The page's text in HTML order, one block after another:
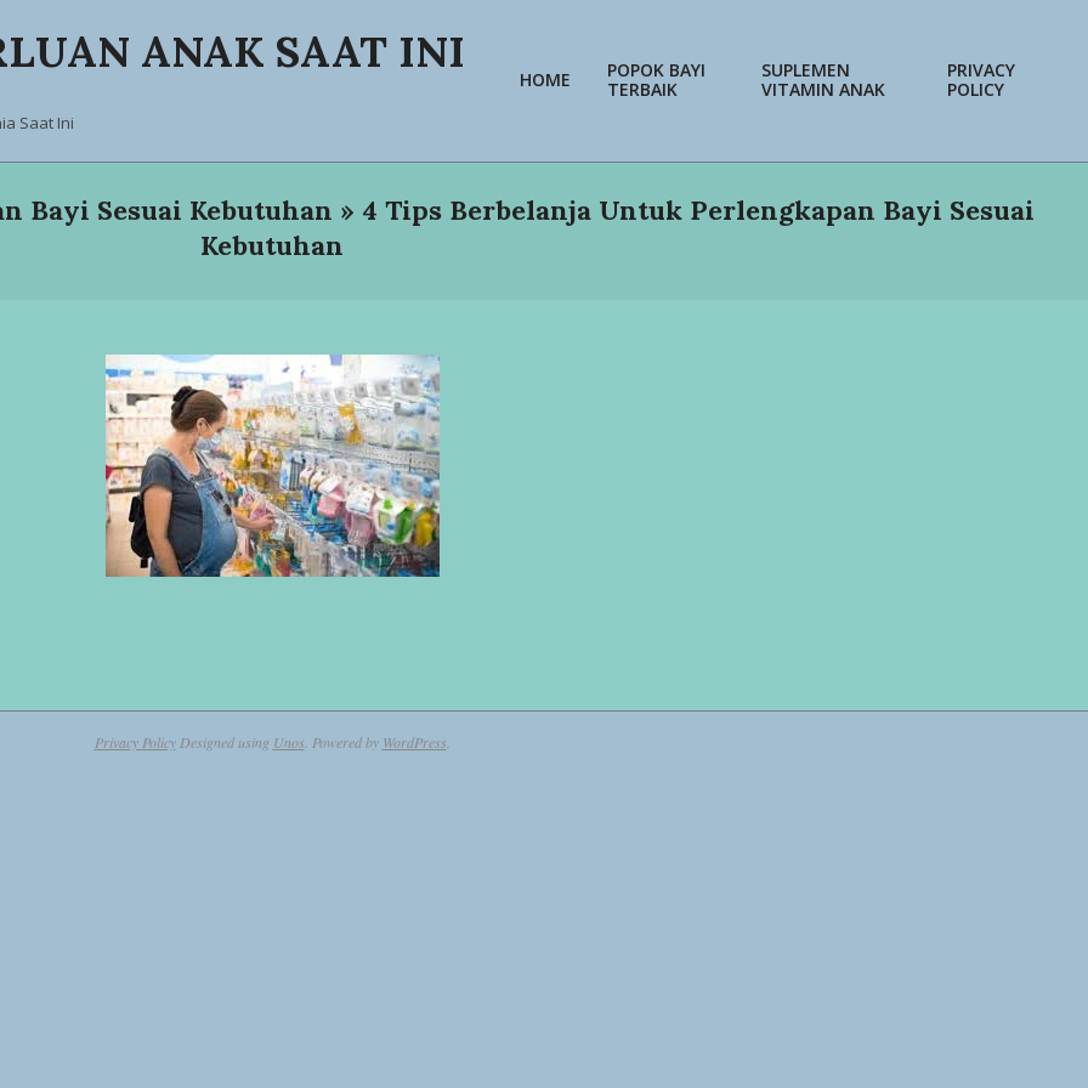
ANAK SAAT INI
Saat Ini
HOME
POPOK BAYI
TERBAIK
SUPLEMEN
VITAMIN ANAK
PRIVACY
POLICY
Bayi Sesuai Kebutuhan » 4 Tips Berbelanja Untuk Perlengkapan Bayi Sesuai
Kebutuhan
Privacy PolicyDesigned using Unos . Powered by WordPress